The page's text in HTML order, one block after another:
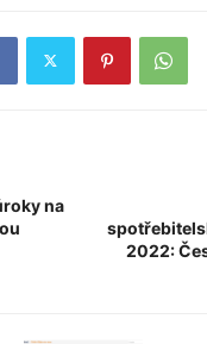
na
2022: